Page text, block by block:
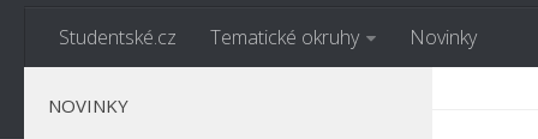
Studentské.cz Tematické okruhy Novinky
NOVINKY